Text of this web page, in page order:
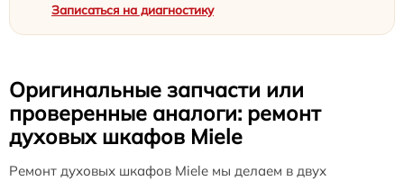
Записаться на диагностику
Оригинальные запчасти или
проверенные аналоги: ремонт
духовых шкафов Miele
Ремонт духовых шкафов Miele мы делаем в двух